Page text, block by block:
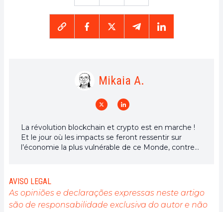
Mikaia A.
La révolution blockchain et crypto est en marche !
Et le jour où les impacts se feront ressentir sur
l’économie la plus vulnérable de ce Monde, contre
AVISO LEGAL
As opiniões e declarações expressas neste artigo
são de responsabilidade exclusiva do autor e não